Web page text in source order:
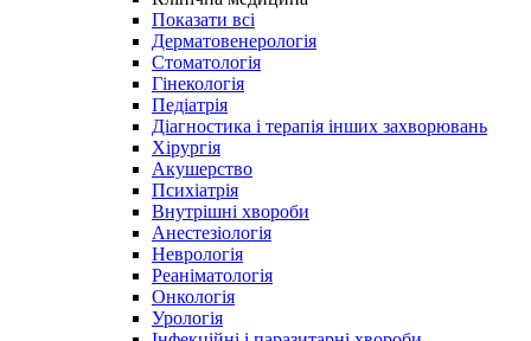
Показати всі
Дерматовенерологія
Стоматологія
Гінекологія
Педіатрія
Діагностика і терапія інших захворювань
Хірургія
Акушерство
Психіатрія
Внутрішні хвороби
Анестезіологія
Неврологія
Реаніматологія
Онкологія
Урологія